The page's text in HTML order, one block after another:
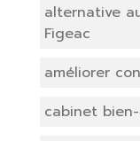
alternative
Figeac
améliorer
cabinet